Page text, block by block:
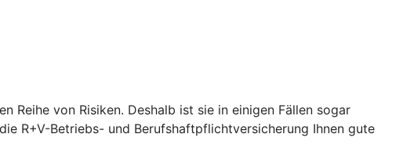
Reihe von Risiken. Deshalb ist sie in einigen Fällen sogar
R+V-Betriebs- und Berufshaftpflichtversicherung Ihnen gute